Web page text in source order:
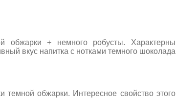
обжарки + немного робусты. Характерны
вкус напитка с нотками темного шоколада
темной обжарки. Интересное свойство этого